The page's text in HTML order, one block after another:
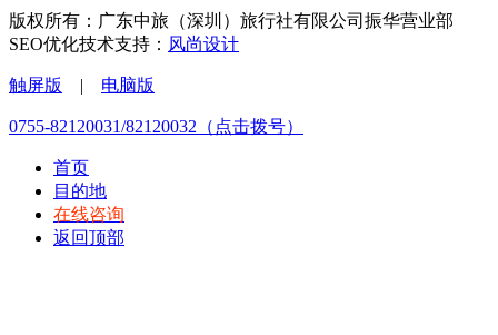
版权所有：广东中旅（深圳）旅行社有限公司振华营业部
SEO优化技术支持： 风尚设计
触屏版 | 电脑版
0755-82120031/82120032（点击拨号）
首页
目的地
在线咨询
返回顶部